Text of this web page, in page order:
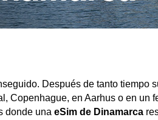
Después de tanto tiempo
Copenhague, en Aarhus o en un
donde una eSim de Dinamarca